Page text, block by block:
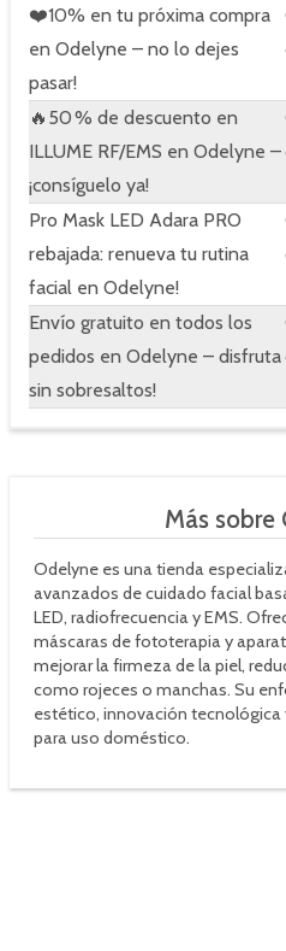
❤️10% en tu próxima compra
en Odelyne – no lo dejes
pasar!
🔥50 % de descuento en
ILLUME RF/EMS en Odelyne –
¡consíguelo ya!
Pro Mask LED Adara PRO
rebajada: renueva tu rutina
facial en Odelyne!
Envío gratuito en todos los
pedidos en Odelyne – disfruta
sin sobresaltos!
Más sobre
Odelyne es una tienda
avanzados de cuidado facial
LED, radiofrecuencia y EMS.
máscaras de fototerapia y
mejorar la firmeza de la piel,
como rojeces o manchas. Su
estético, innovación
para uso doméstico.